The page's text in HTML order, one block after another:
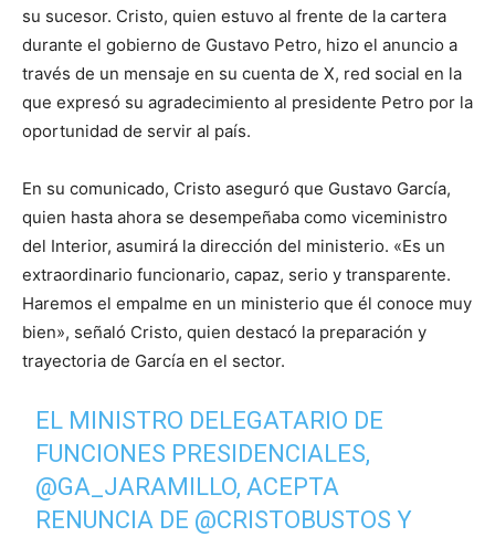
su sucesor. Cristo, quien estuvo al frente de la cartera
durante el gobierno de Gustavo Petro, hizo el anuncio a
través de un mensaje en su cuenta de X, red social en la
que expresó su agradecimiento al presidente Petro por la
oportunidad de servir al país.
En su comunicado, Cristo aseguró que Gustavo García,
quien hasta ahora se desempeñaba como viceministro
del Interior, asumirá la dirección del ministerio. «Es un
extraordinario funcionario, capaz, serio y transparente.
Haremos el empalme en un ministerio que él conoce muy
bien», señaló Cristo, quien destacó la preparación y
trayectoria de García en el sector.
EL MINISTRO DELEGATARIO DE
FUNCIONES PRESIDENCIALES,
@GA_JARAMILLO, ACEPTA
RENUNCIA DE @CRISTOBUSTOS Y